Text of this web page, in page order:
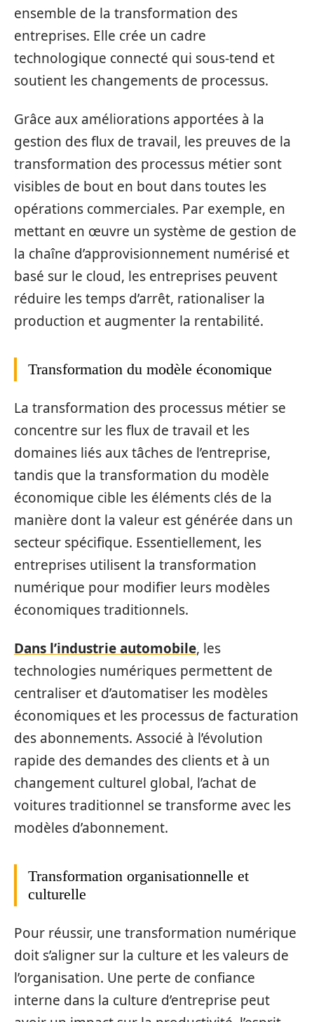
ensemble de la transformation des
entreprises. Elle crée un cadre
technologique connecté qui sous-tend et
soutient les changements de processus.
Grâce aux améliorations apportées à la
gestion des flux de travail, les preuves de la
transformation des processus métier sont
visibles de bout en bout dans toutes les
opérations commerciales. Par exemple, en
mettant en œuvre un système de gestion de
la chaîne d’approvisionnement numérisé et
basé sur le cloud, les entreprises peuvent
réduire les temps d’arrêt, rationaliser la
production et augmenter la rentabilité.
Transformation du modèle économique
La transformation des processus métier se
concentre sur les flux de travail et les
domaines liés aux tâches de l’entreprise,
tandis que la transformation du modèle
économique cible les éléments clés de la
manière dont la valeur est générée dans un
secteur spécifique. Essentiellement, les
entreprises utilisent la transformation
numérique pour modifier leurs modèles
économiques traditionnels.
Dans l’industrie automobile, les
technologies numériques permettent de
centraliser et d’automatiser les modèles
économiques et les processus de facturation
des abonnements. Associé à l’évolution
rapide des demandes des clients et à un
changement culturel global, l’achat de
voitures traditionnel se transforme avec les
modèles d’abonnement.
Transformation organisationnelle et
culturelle
Pour réussir, une transformation numérique
doit s’aligner sur la culture et les valeurs de
l’organisation. Une perte de confiance
interne dans la culture d’entreprise peut